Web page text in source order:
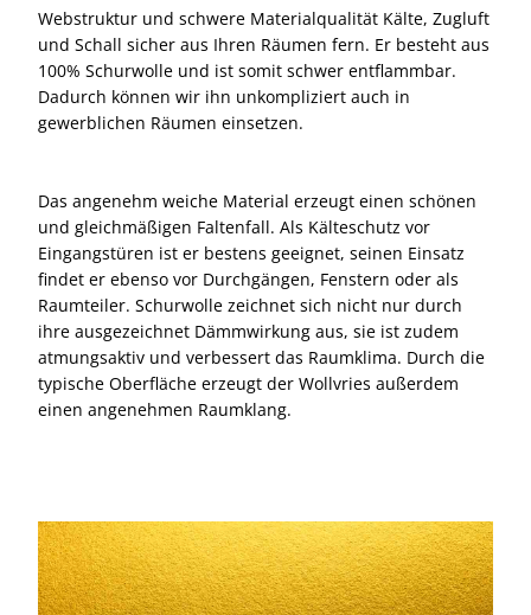
Webstruktur und schwere Materialqualität Kälte, Zugluft
und Schall sicher aus Ihren Räumen fern. Er besteht aus
100% Schurwolle und ist somit schwer entflammbar.
Dadurch können wir ihn unkompliziert auch in
gewerblichen Räumen einsetzen.
Das angenehm weiche Material erzeugt einen schönen
und gleichmäßigen Faltenfall. Als Kälteschutz vor
Eingangstüren ist er bestens geeignet, seinen Einsatz
findet er ebenso vor Durchgängen, Fenstern oder als
Raumteiler. Schurwolle zeichnet sich nicht nur durch
ihre ausgezeichnet Dämmwirkung aus, sie ist zudem
atmungsaktiv und verbessert das Raumklima. Durch die
typische Oberfläche erzeugt der Wollvries außerdem
einen angenehmen Raumklang.